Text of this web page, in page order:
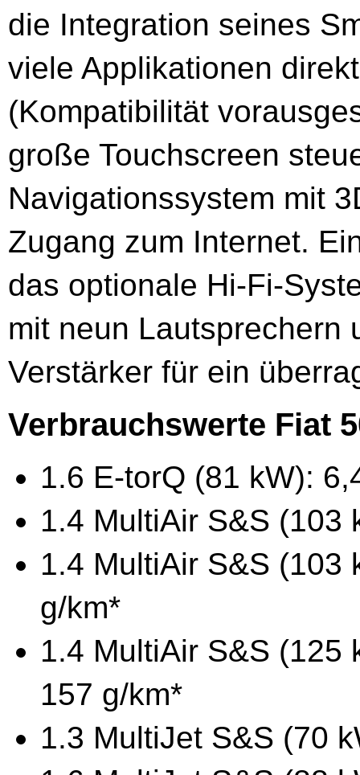
die Integration seines
viele Applikationen
(Kompatibilität
große Touchscreen
Navigationssystem mit
Zugang zum Internet.
das optionale Hi-Fi-
mit neun Lautsprechern
Verstärker für ein
Verbrauchswerte Fiat
1.6 E-torQ (81 kW):
1.4 MultiAir S&S (103
1.4 MultiAir S&S (103
g/km*
1.4 MultiAir S&S (125
157 g/km*
1.3 MultiJet S&S (70